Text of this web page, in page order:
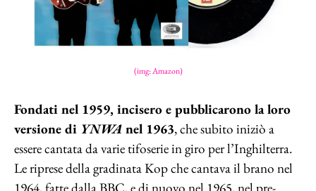
(img: Amazon)
Fondati nel 1959, incisero e pubblicarono la loro
versione di YNWA nel 1963, che subito iniziò a
essere cantata da varie tifoserie in giro per l’Inghilterra.
Le riprese della gradinata Kop che cantava il brano nel